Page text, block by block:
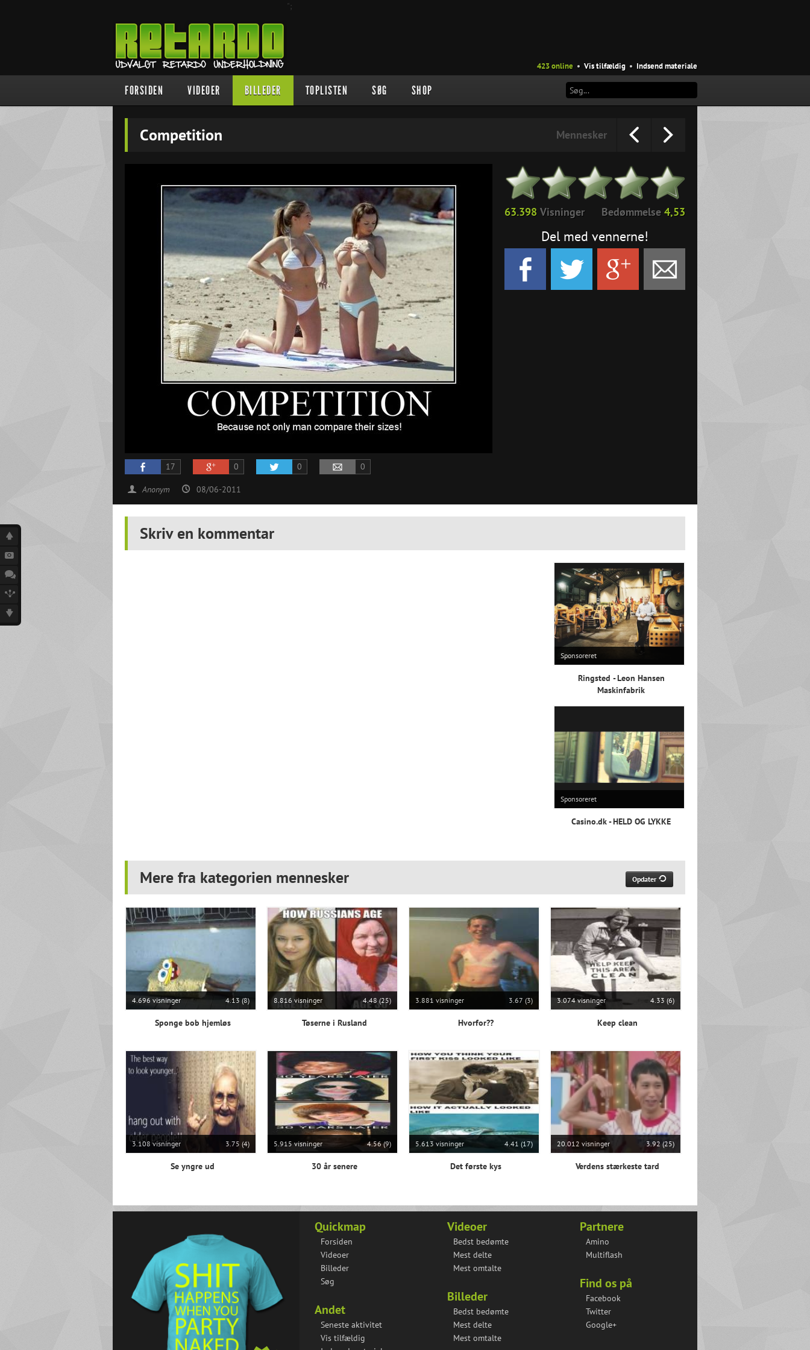
";
423 online • Vis tilfældig • Indsend materiale
FORSIDEN VIDEOER BILLEDER TOPLISTEN SØG SHOP
Competition Mennesker
63.398 Visninger Bedømmelse 4,53
Del med vennerne!
17 0 0 0
Anonym 08/06-2011
Skriv en kommentar
Sponsoreret
Ringsted - Leon Hansen
Maskinfabrik
Sponsoreret
Casino.dk - HELD OG LYKKE
Mere fra kategorien mennesker Opdater
4.696 visninger 4.13 (8)
Sponge bob hjemløs
8.816 visninger 4.48 (25)
Tøserne i Rusland
3.881 visninger 3.67 (3)
Hvorfor??
3.074 visninger 4.33 (6)
Keep clean
3.108 visninger 3.75 (4)
Se yngre ud
5.915 visninger 4.56 (9)
30 år senere
5.613 visninger 4.41 (17)
Det første kys
20.012 visninger 3.92 (25)
Verdens stærkeste tard
Partnere
Amino
Multiflash
Find os på
Facebook
Twitter
Google+
Videoer
Bedst bedømte
Mest delte
Mest omtalte
Billeder
Bedst bedømte
Mest delte
Mest omtalte
Quickmap
Forsiden
Videoer
Billeder
Søg
Andet
Seneste aktivitet
Vis tilfældig